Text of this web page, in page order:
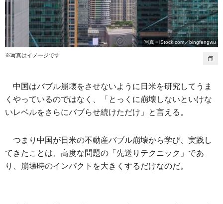
写真＝iStock.com／bingfengwu
※写真はイメージです
中国はバブル崩壊をさせないように日米を研究してうま
くやっているのではなく、「とっくに崩壊しないといけな
いレベルをさらにバブらせ続けただけ」と言える。
つまり中国が日米の不動産バブル崩壊から学び、実践し
てきたことは、高度な問題の「先送りテクニック」であ
り、崩壊時のインパクトを大きくするだけなのだ。